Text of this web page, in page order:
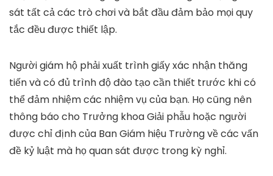
sát tất cả các trò chơi và bắt đầu đảm bảo mọi quy
tắc đều được thiết lập.
Người giám hộ phải xuất trình giấy xác nhận thăng
tiến và có đủ trình độ đào tạo cần thiết trước khi có
thể đảm nhiệm các nhiệm vụ của bạn. Họ cũng nên
thông báo cho Trưởng khoa Giải phẫu hoặc người
được chỉ định của Ban Giám hiệu Trường về các vấn
đề kỷ luật mà họ quan sát được trong kỳ nghỉ.